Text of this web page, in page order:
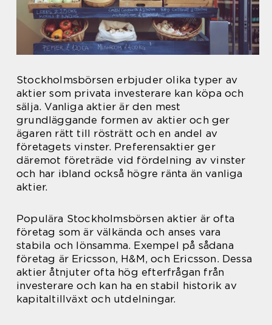
Stockholmsbörsen erbjuder olika typer av
aktier som privata investerare kan köpa och
sälja. Vanliga aktier är den mest
grundläggande formen av aktier och ger
ägaren rätt till rösträtt och en andel av
företagets vinster. Preferensaktier ger
däremot företräde vid fördelning av vinster
och har ibland också högre ränta än vanliga
aktier.
Populära Stockholmsbörsen aktier är ofta
företag som är välkända och anses vara
stabila och lönsamma. Exempel på sådana
företag är Ericsson, H&M, och Ericsson. Dessa
aktier åtnjuter ofta hög efterfrågan från
investerare och kan ha en stabil historik av
kapitaltillväxt och utdelningar.